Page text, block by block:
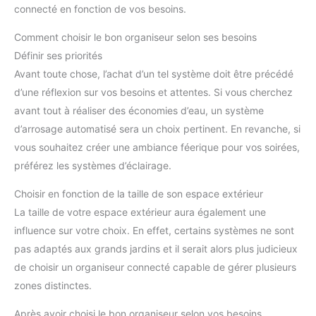
connecté en fonction de vos besoins.
Comment choisir le bon organiseur selon ses besoins
Définir ses priorités
Avant toute chose, l’achat d’un tel système doit être précédé
d’une réflexion sur vos besoins et attentes. Si vous cherchez
avant tout à réaliser des économies d’eau, un système
d’arrosage automatisé sera un choix pertinent. En revanche, si
vous souhaitez créer une ambiance féerique pour vos soirées,
préférez les systèmes d’éclairage.
Choisir en fonction de la taille de son espace extérieur
La taille de votre espace extérieur aura également une
influence sur votre choix. En effet, certains systèmes ne sont
pas adaptés aux grands jardins et il serait alors plus judicieux
de choisir un organiseur connecté capable de gérer plusieurs
zones distinctes.